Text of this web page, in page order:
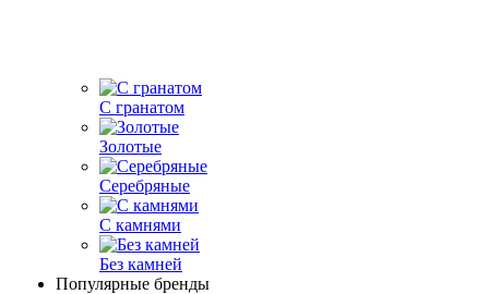
С гранатом
Золотые
Серебряные
С камнями
Без камней
Популярные бренды